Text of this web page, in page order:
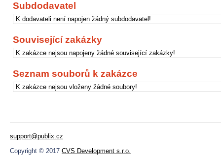
Subdodavatel
K dodavateli není napojen žádný subdodavatel!
Související zakázky
K zakázce nejsou napojeny žádné související zakázky!
Seznam souborů k zakázce
K zakázce nejsou vloženy žádné soubory!
support@publix.cz
Copyright © 2017 CVS Development s.r.o.